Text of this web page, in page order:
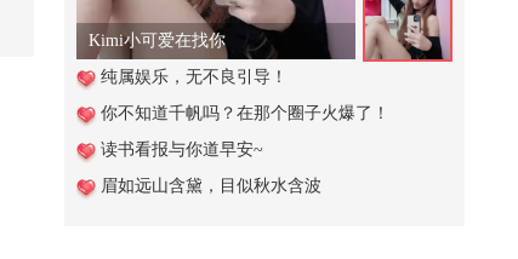
2,492
心梗其实可以避免，只是很多时候
@...
1,704
只有韩国敢这么拍,，将人性欲望大
胆展现，高分艺术电影
Kimi小可爱在找你
纯属娱乐，无不良引导！
你不知道千帆吗？在那个圈子火爆了！
读书看报与你道早安~
眉如远山含黛，目似秋水含波